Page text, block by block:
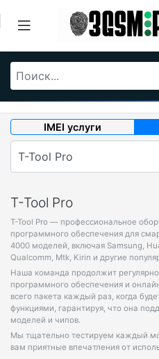
IMEI услуги
T-Tool Pro
T-Tool Pro — профессиональное
программного обеспечения для
4000 моделей, включая Samsung,
Qualcomm, Mtk, Kirin и другие
Наша команда продолжит
программного обеспечения и
всего пакета каждый раз, когда
функциями, гарантируя, что она
моделей и чипов.
Мы тщательно тестируем каждый
вам приятные впечатления от